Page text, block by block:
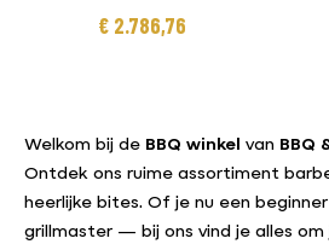
€2.786,76
Welkom bij de BBQ winkel van BBQ
Ontdek ons ruime assortiment
heerlijke bites. Of je nu een
grillmaster — bij ons vind je alles om